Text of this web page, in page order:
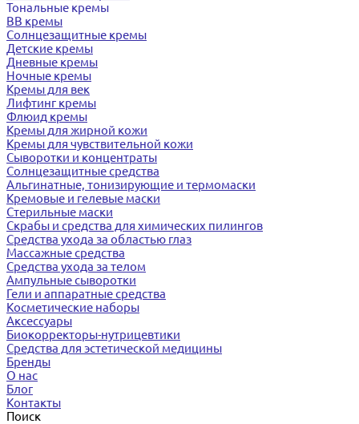
Тональные кремы
BB кремы
Солнцезащитные кремы
Детские кремы
Дневные кремы
Ночные кремы
Кремы для век
Лифтинг кремы
Флюид кремы
Кремы для жирной кожи
Кремы для чувствительной кожи
Сыворотки и концентраты
Солнцезащитные средства
Альгинатные, тонизирующие и термомаски
Кремовые и гелевые маски
Стерильные маски
Скрабы и средства для химических пилингов
Средства ухода за областью глаз
Массажные средства
Средства ухода за телом
Ампульные сыворотки
Гели и аппаратные средства
Косметические наборы
Аксессуары
Биокорректоры-нутрицевтики
Средства для эстетической медицины
Бренды
О нас
Блог
Контакты
Поиск